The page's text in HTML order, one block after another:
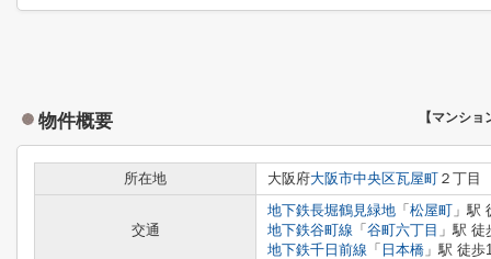
物件概要 【マンショ
所在地 大阪府大阪市中央区瓦屋町 ２丁目
交通
地下鉄長堀鶴見緑地 「 松屋町 」駅
地下鉄谷町線 「 谷町六丁目 」駅 徒
地下鉄千日前線 「 日本橋 」駅 徒歩